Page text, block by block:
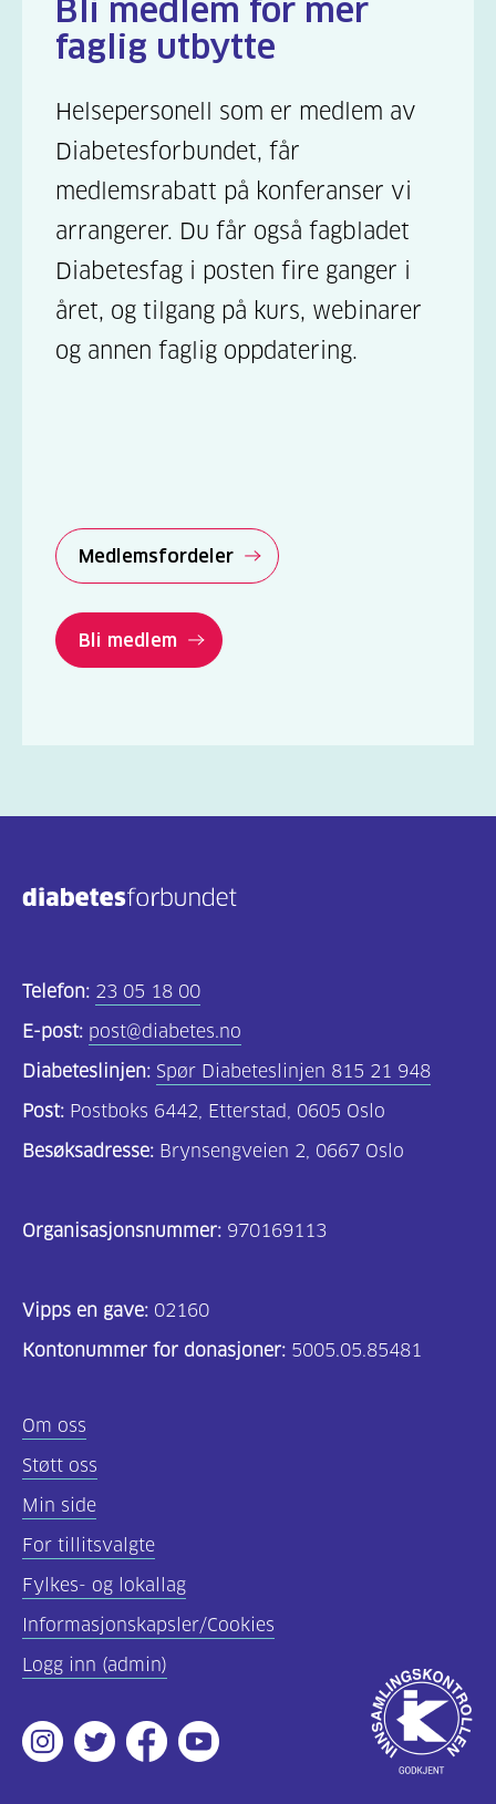
Bli medlem for mer
faglig utbytte
Helsepersonell som er medlem av
Diabetesforbundet, får
medlemsrabatt på konferanser vi
arrangerer. Du får også fagbladet
Diabetesfag i posten fire ganger i
året, og tilgang på kurs, webinarer
og annen faglig oppdatering.
Medlemsfordeler
Bli medlem
Telefon: 23 05 18 00
E-post: post@diabetes.no
Diabeteslinjen: Spør Diabeteslinjen 815 21 948
Post: Postboks 6442, Etterstad, 0605 Oslo
Besøksadresse: Brynsengveien 2, 0667 Oslo
Organisasjonsnummer: 970169113
Vipps en gave: 02160
Kontonummer for donasjoner: 5005.05.85481
Om oss
Støtt oss
Min side
For tillitsvalgte
Fylkes- og lokallag
Informasjonskapsler/Cookies
Logg inn (admin)
Instagram
TwitterFacebookYoutube
Godkjent
av